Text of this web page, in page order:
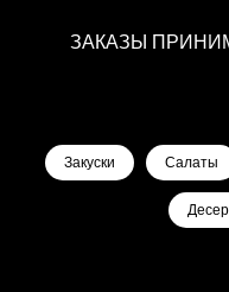
ЗАКАЗЫ
Закуски Салаты